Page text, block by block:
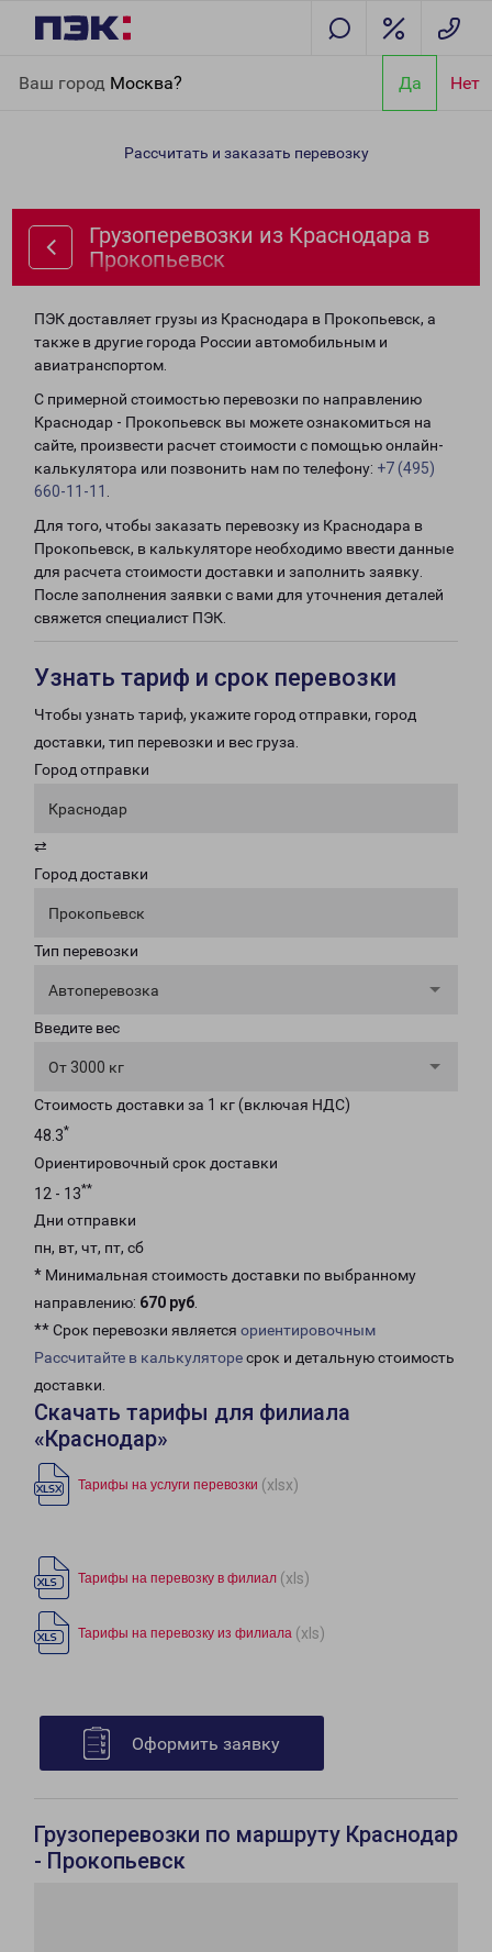
Ваш город Москва? Да Нет
Прокопьевск
Рассчитать и заказать перевозку
Грузоперевозки из Краснодара в
Прокопьевск
ПЭК доставляет грузы из Краснодара в Прокопьевск, а
также в другие города России автомобильным и
авиатранспортом.
С примерной стоимостью перевозки по направлению
Краснодар - Прокопьевск вы можете ознакомиться на
сайте, произвести расчет стоимости с помощью онлайн-
калькулятора или позвонить нам по телефону: +7 (495)
660-11-11
Для того, чтобы заказать перевозку из Краснодара в
Прокопьевск, в калькуляторе необходимо ввести данные
для расчета стоимости доставки и заполнить заявку.
После заполнения заявки с вами для уточнения деталей
свяжется специалист ПЭК.
Узнать тариф и срок перевозки
Чтобы узнать тариф, укажите город отправки, город
доставки, тип перевозки и вес груза.
Город отправки
Краснодар
⇄
Город доставки
Прокопьевск
Тип перевозки
Автоперевозка
Введите вес
От 3000 кг
Стоимость доставки за 1 кг (включая НДС)
48.3*
Ориентировочный срок доставки
12 - 13**
Дни отправки
пн, вт, чт, пт, сб
* Минимальная стоимость доставки по выбранному
направлению: 670 руб.
** Срок перевозки является ориентировочным
Рассчитайте в калькуляторесрок и детальную стоимость
доставки.
Скачать тарифы для филиала
«Краснодар»
Тарифы на услуги перевозки (xlsx)
Тарифы на перевозку в филиал (xls)
Тарифы на перевозку из филиала (xls)
Оформить заявку
Грузоперевозки по маршруту Краснодар
- Прокопьевск